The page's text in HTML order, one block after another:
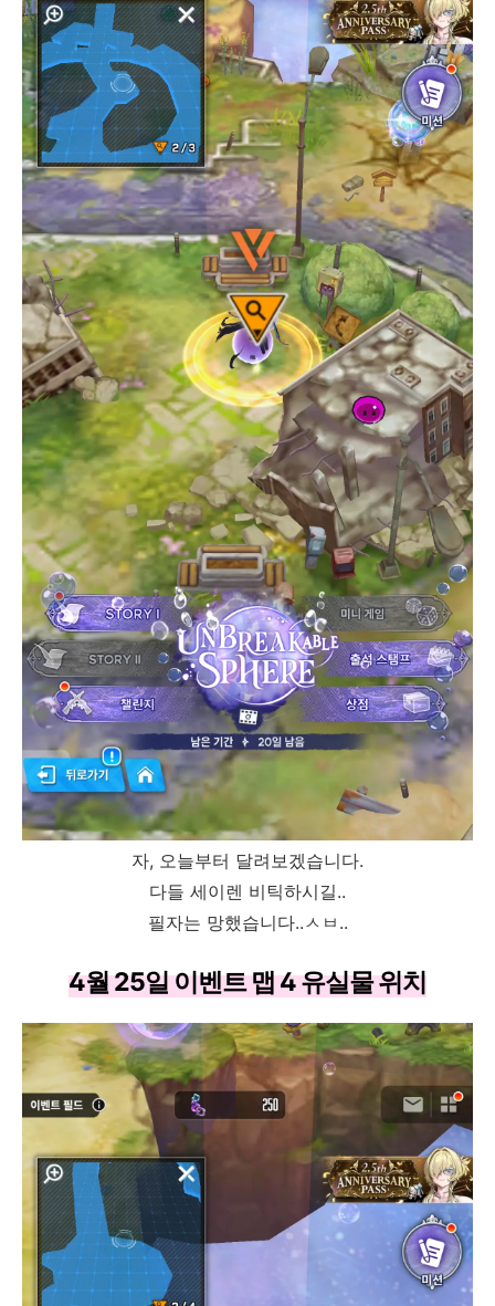
자, 오늘부터 달려보겠습니다.
다들 세이렌 비틱하시길..
필자는 망했습니다..ㅅㅂ..
4월 25일 이벤트 맵 4 유실물 위치